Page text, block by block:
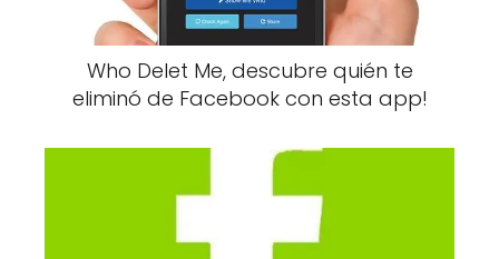
Who Delet Me, descubre quién te
eliminó de Facebook con esta app!